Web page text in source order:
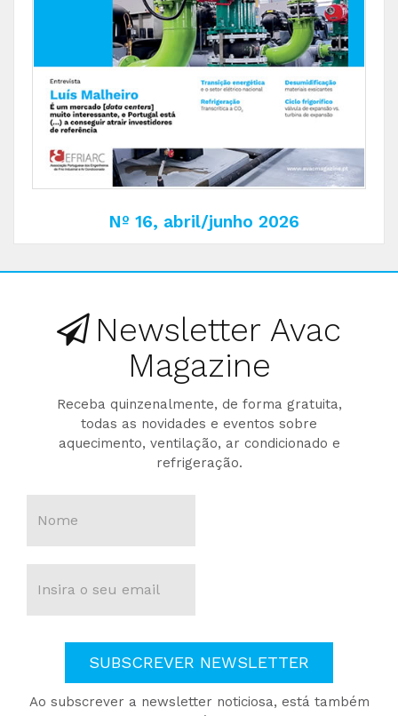
Nº 16, abril/junho 2026
Newsletter Avac
Magazine
Receba quinzenalmente, de forma gratuita,
todas as novidades e eventos sobre
aquecimento, ventilação, ar condicionado e
refrigeração.
SUBSCREVER NEWSLETTER
Ao subscrever a newsletter noticiosa, está também